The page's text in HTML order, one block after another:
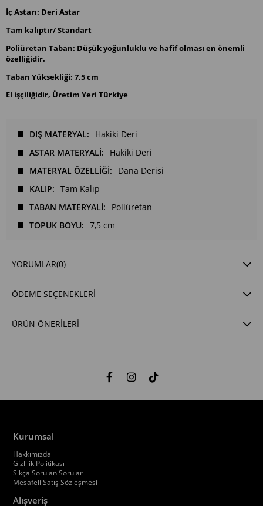
İç Astarı: Deri Astar
Tam kalıptır/ Standart
Poliüretan Taban: Düşük yoğunluklu ve hafif olması en önemli
özelliğidir.
Taban Yüksekliği: 7,5 cm
El işçiliğidir, Üretim Yeri Türkiye
DIŞ MATERYAL
Hakiki Deri
ASTAR MATERYALİ
Hakiki Deri
MATERYAL ÖZELLİĞİ
Dana Derisi
KALIP
Tam Kalıp
TABAN MATERYALİ
Poliüretan
TOPUK BOYU
7,5 cm
YORUMLAR(0)
ÖDEME SEÇENEKLERI
ÜRÜN ÖNERILERI
Kurumsal
Hakkımızda
Gizlilik Politikası
Sıkça Sorulan Sorular
Mesafeli Satış Sözleşmesi
Alışveriş